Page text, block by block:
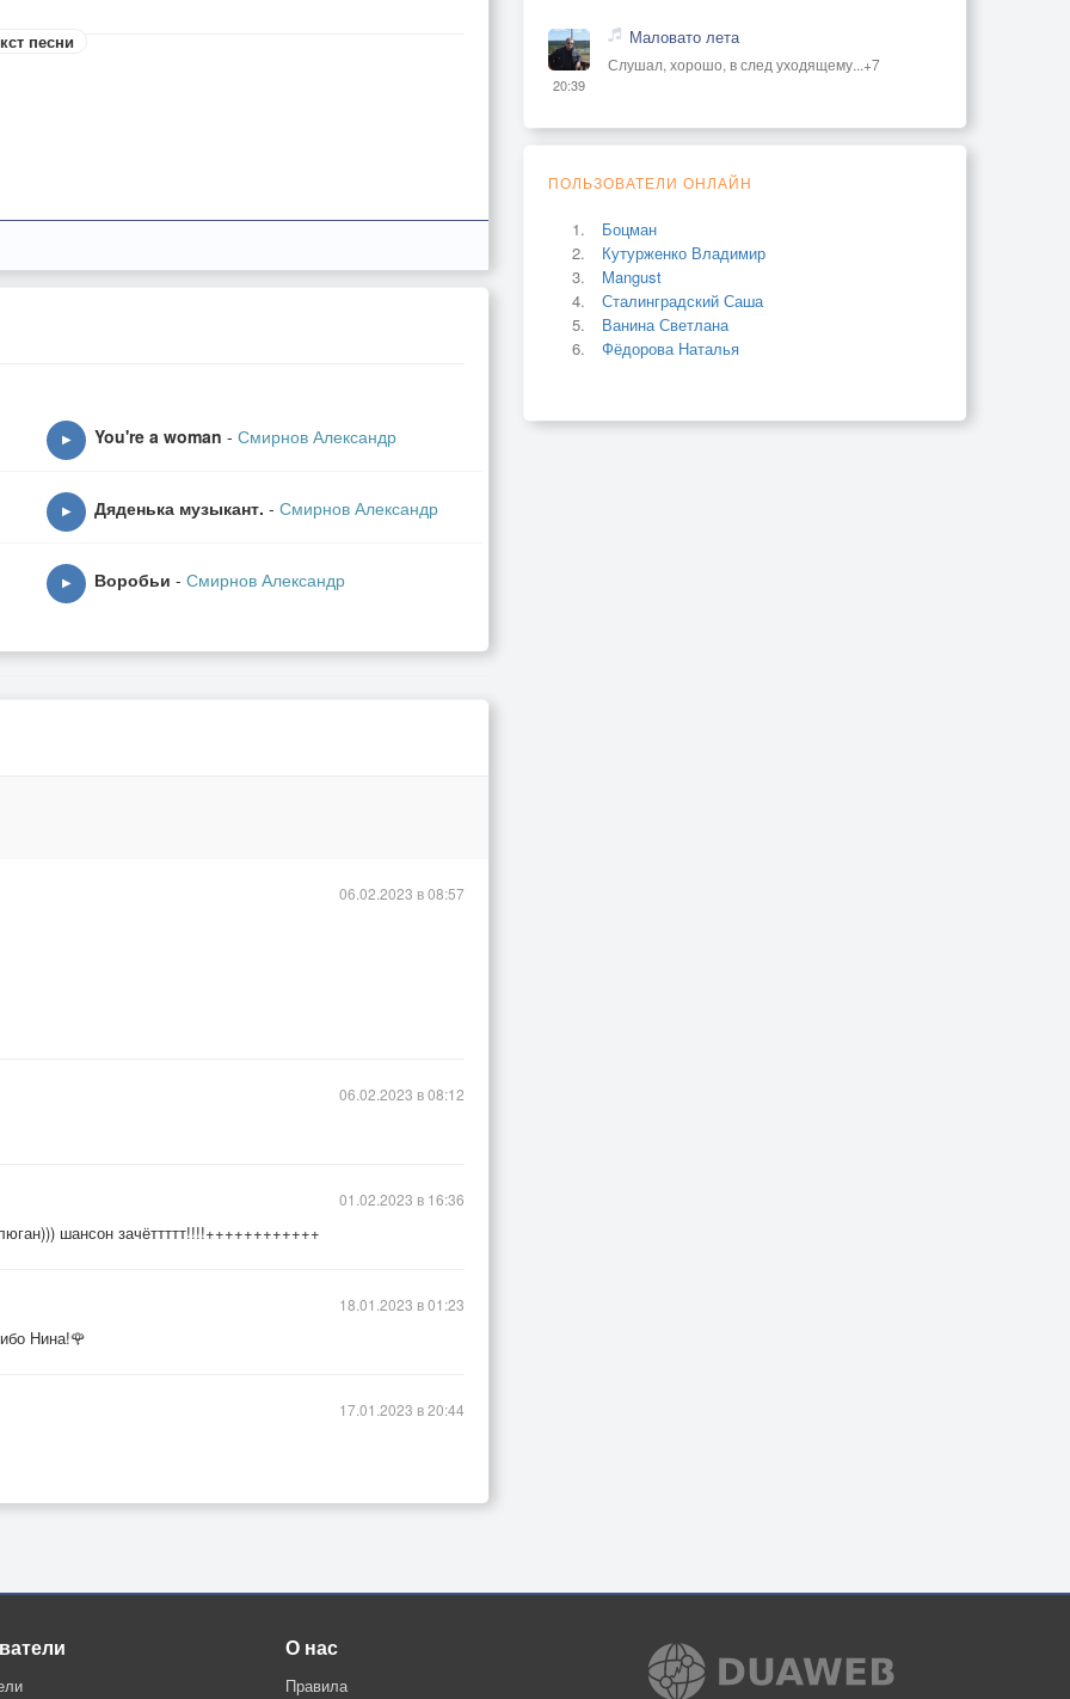
песни
▶ You're a woman - Смирнов Александр
▶ Дяденька музыкант. - Смирнов Александр
▶ Воробьи - Смирнов Александр
06.02.2023 в 08:57
06.02.2023 в 08:12
шансон зачёттттт!!!!++++++++++++
01.02.2023 в 16:36
Нина!🌹
18.01.2023 в 01:23
17.01.2023 в 20:44
20:39
Маловато лета
Слушал, хорошо, в след уходящему...+7
ПОЛЬЗОВАТЕЛИ ОНЛАЙН
Боцман
Кутурженко Владимир
Mangust
Сталинградский Саша
Ванина Светлана
Фёдорова Наталья
О нас
Правила